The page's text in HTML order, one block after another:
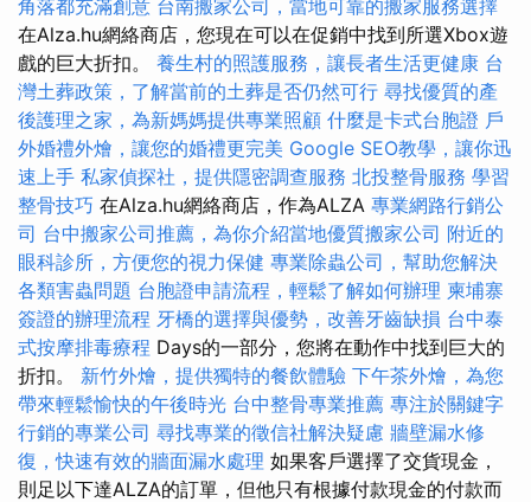
角落都充滿創意 台南搬家公司，當地可靠的搬家服務選擇
在Alza.hu網絡商店，您現在可以在促銷中找到所選Xbox遊
戲的巨大折扣。 養生村的照護服務，讓長者生活更健康 台
灣土葬政策，了解當前的土葬是否仍然可行 尋找優質的產
後護理之家，為新媽媽提供專業照顧 什麼是卡式台胞證 戶
外婚禮外燴，讓您的婚禮更完美 Google SEO教學，讓你迅
速上手 私家偵探社，提供隱密調查服務 北投整骨服務 學習
整骨技巧 在Alza.hu網絡商店，作為ALZA 專業網路行銷公
司 台中搬家公司推薦，為你介紹當地優質搬家公司 附近的
眼科診所，方便您的視力保健 專業除蟲公司，幫助您解決
各類害蟲問題 台胞證申請流程，輕鬆了解如何辦理 柬埔寨
簽證的辦理流程 牙橋的選擇與優勢，改善牙齒缺損 台中泰
式按摩排毒療程 Days的一部分，您將在動作中找到巨大的
折扣。 新竹外燴，提供獨特的餐飲體驗 下午茶外燴，為您
帶來輕鬆愉快的午後時光 台中整骨專業推薦 專注於關鍵字
行銷的專業公司 尋找專業的徵信社解決疑慮 牆壁漏水修
復，快速有效的牆面漏水處理 如果客戶選擇了交貨現金，
則足以下達ALZA的訂單，但他只有根據付款現金的付款而